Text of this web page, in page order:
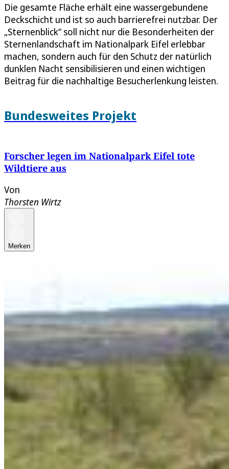
Die gesamte Fläche erhält eine wassergebundene
Deckschicht und ist so auch barrierefrei nutzbar. Der
„Sternenblick“ soll nicht nur die Besonderheiten der
Sternenlandschaft im Nationalpark Eifel erlebbar
machen, sondern auch für den Schutz der natürlich
dunklen Nacht sensibilisieren und einen wichtigen
Beitrag für die nachhaltige Besucherlenkung leisten.
Bundesweites Projekt
Forscher legen im Nationalpark Eifel tote
Wildtiere aus
Von
Thorsten Wirtz
Merken